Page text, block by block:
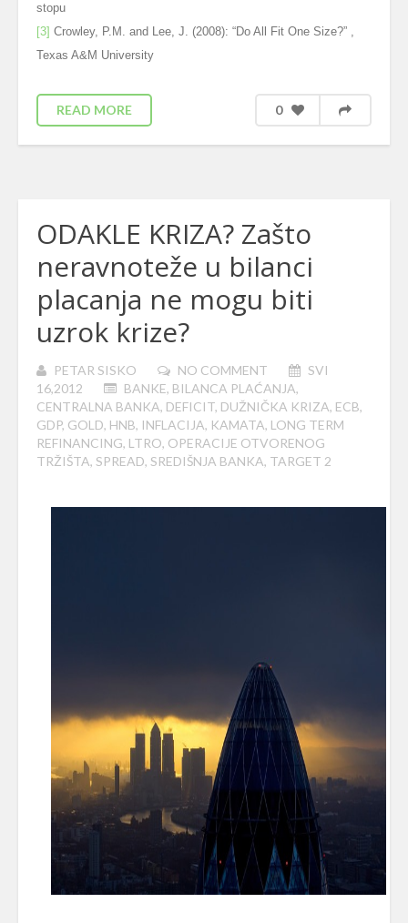
stopu
[3] Crowley, P.M. and Lee, J. (2008): “Do All Fit One Size?” ,
Texas A&M University
0
READ MORE
ODAKLE KRIZA? Zašto
neravnoteže u bilanci
placanja ne mogu biti
uzrok krize?
PETAR SISKO NO COMMENT
SVI
16,2012
BANKE, BILANCA PLAĆANJA,
CENTRALNA BANKA, DEFICIT, DUŽNIČKA KRIZA, ECB,
GDP, GOLD, HNB, INFLACIJA, KAMATA, LONG TERM
REFINANCING, LTRO, OPERACIJE OTVORENOG
TRŽIŠTA, SPREAD, SREDIŠNJA BANKA, TARGET 2